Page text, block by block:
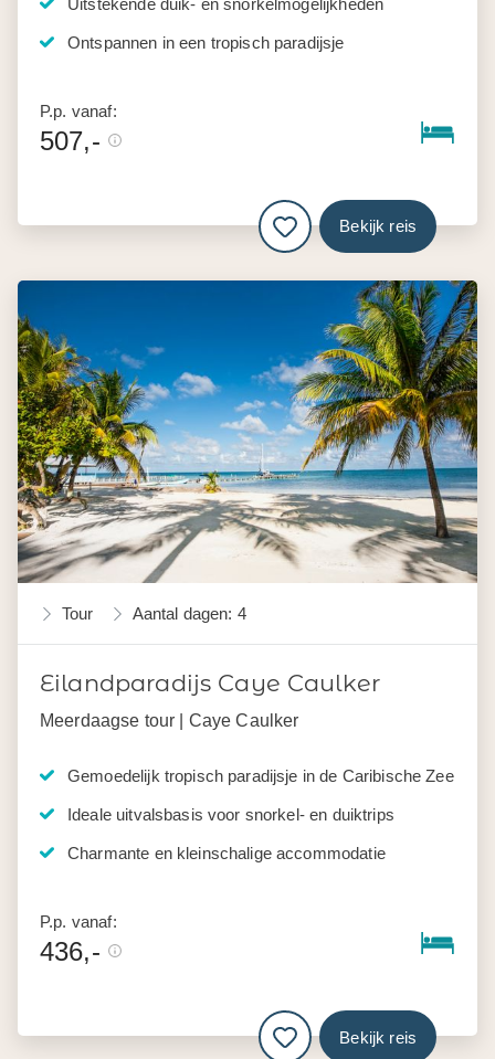
Ontspannen in een tropisch paradijsje
P.p. vanaf:
507,-
Bekijk reis
Tour Aantal dagen: 4
Eilandparadijs Caye Caulker
Meerdaagse tour | Caye Caulker
Gemoedelijk tropisch paradijsje in de Caribische Zee
Ideale uitvalsbasis voor snorkel- en duiktrips
Charmante en kleinschalige accommodatie
P.p. vanaf:
436,-
Bekijk reis